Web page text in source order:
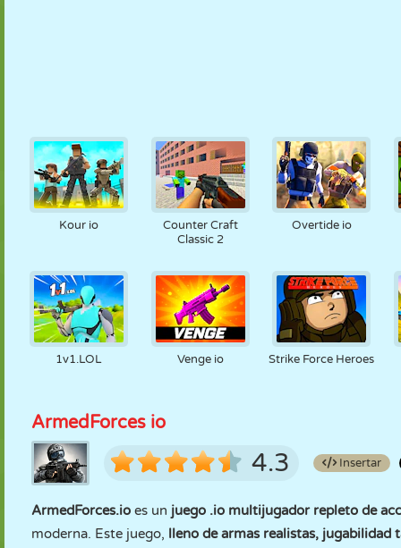
Kour io
Counter Craft
Classic 2
Overtide io
1v1.LOL Venge io Strike Force Heroes
ArmedForces io
4.3 Insertar
ArmedForces.io es un juego .io multijugador repleto de
moderna. Este juego, lleno de armas realistas,